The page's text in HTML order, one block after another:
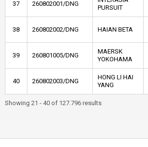
37 260802001/DNG
PURSUIT
38 260802002/DNG HAIAN BETA
39 260801005/DNG
MAERSK
YOKOHAMA
40 260802003/DNG
HONG LI HAI
YANG
Showing 21 - 40 of 127.796 results